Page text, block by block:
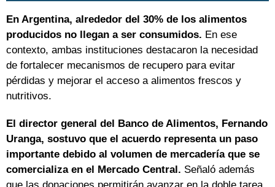
En Argentina, alrededor del 30% de los alimentos
producidos no llegan a ser consumidos. En ese
contexto, ambas instituciones destacaron la necesidad
de fortalecer mecanismos de recupero para evitar
pérdidas y mejorar el acceso a alimentos frescos y
nutritivos.
El director general del Banco de Alimentos, Fernando
Uranga, sostuvo que el acuerdo representa un paso
importante debido al volumen de mercadería que se
comercializa en el Mercado Central. Señaló además